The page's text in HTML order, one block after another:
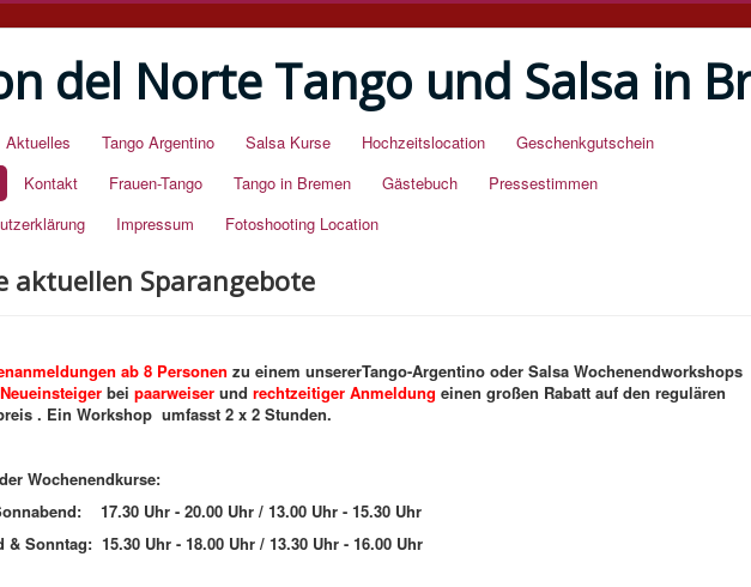
del Norte Tango und Salsa in
Aktuelles Tango Argentino Salsa Kurse Hochzeitslocation
Geschenkgutschein
Kontakt Frauen-Tango Tango in Bremen Gästebuch
Pressestimmen
Impressum Fotoshooting Location
aktuellen Sparangebote
ab 8 Personen zu einem unsererTango-Argentino oder Salsa Wochenendworkshops
Neueinsteiger bei paarweiser und rechtzeitiger Anmeldung einen großen Rabatt auf den regulären
. Ein Workshop umfasst 2 x 2 Stunden.
Wochenendkurse:
17.30 Uhr - 20.00 Uhr / 13.00 Uhr - 15.30 Uhr
& Sonntag: 15.30 Uhr - 18.00 Uhr / 13.30 Uhr - 16.00 Uhr